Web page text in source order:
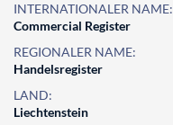
INTERNATIONALER NAME:
Commercial Register
REGIONALER NAME:
Handelsregister
LAND:
Liechtenstein